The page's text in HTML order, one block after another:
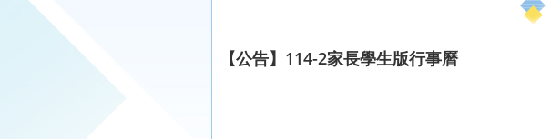
【公告】114-2家長學生版行事曆